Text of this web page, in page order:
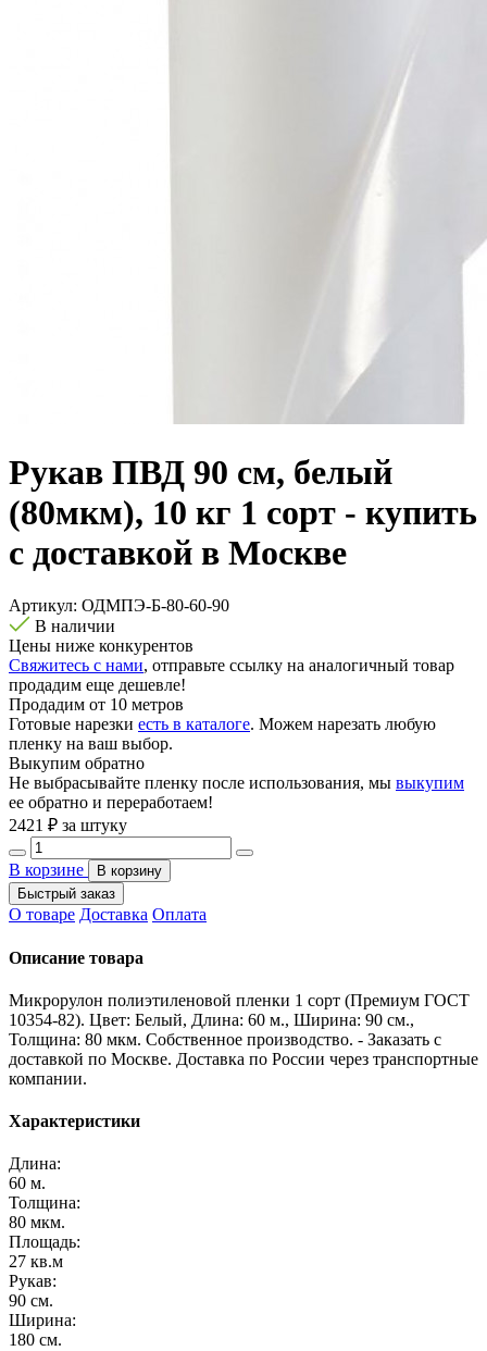
Рукав ПВД 90 см, белый
(80мкм), 10 кг 1 сорт - купить
с доставкой в Москве
Артикул: ОДМПЭ-Б-80-60-90
В наличии
Цены ниже конкурентов
Свяжитесь с нами, отправьте ссылку на аналогичный товар
продадим еще дешевле!
Продадим от 10 метров
Готовые нарезки есть в каталоге. Можем нарезать любую
пленку на ваш выбор.
Выкупим обратно
Не выбрасывайте пленку после использования, мы выкупим
ее обратно и переработаем!
2421 ₽ за штуку
В корзине
В корзину
Быстрый заказ
О товаре Доставка Оплата
Описание товара
Микрорулон полиэтиленовой пленки 1 сорт (Премиум ГОСТ
10354-82). Цвет: Белый, Длина: 60 м., Ширина: 90 см.,
Толщина: 80 мкм. Собственное производство. - Заказать с
доставкой по Москве. Доставка по России через транспортные
компании.
Характеристики
Длина:
60 м.
Толщина:
80 мкм.
Площадь:
27 кв.м
Рукав:
90 см.
Ширина:
180 см.